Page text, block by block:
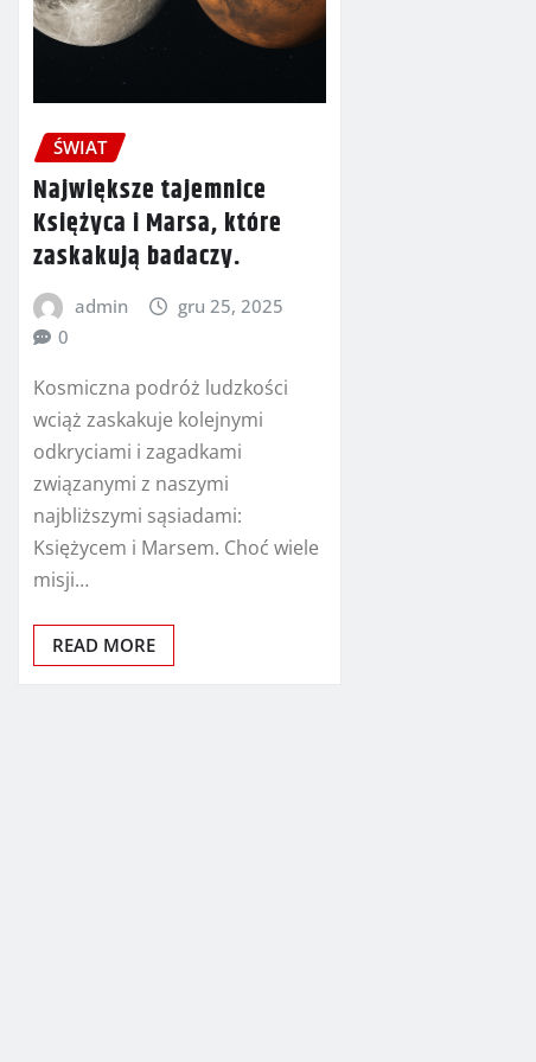
ŚWIAT
Największe tajemnice
Księżyca i Marsa, które
zaskakują badaczy.
admin
gru 25, 2025
0
Kosmiczna podróż ludzkości
wciąż zaskakuje kolejnymi
odkryciami i zagadkami
związanymi z naszymi
najbliższymi sąsiadami:
Księżycem i Marsem. Choć wiele
misji…
READ MORE